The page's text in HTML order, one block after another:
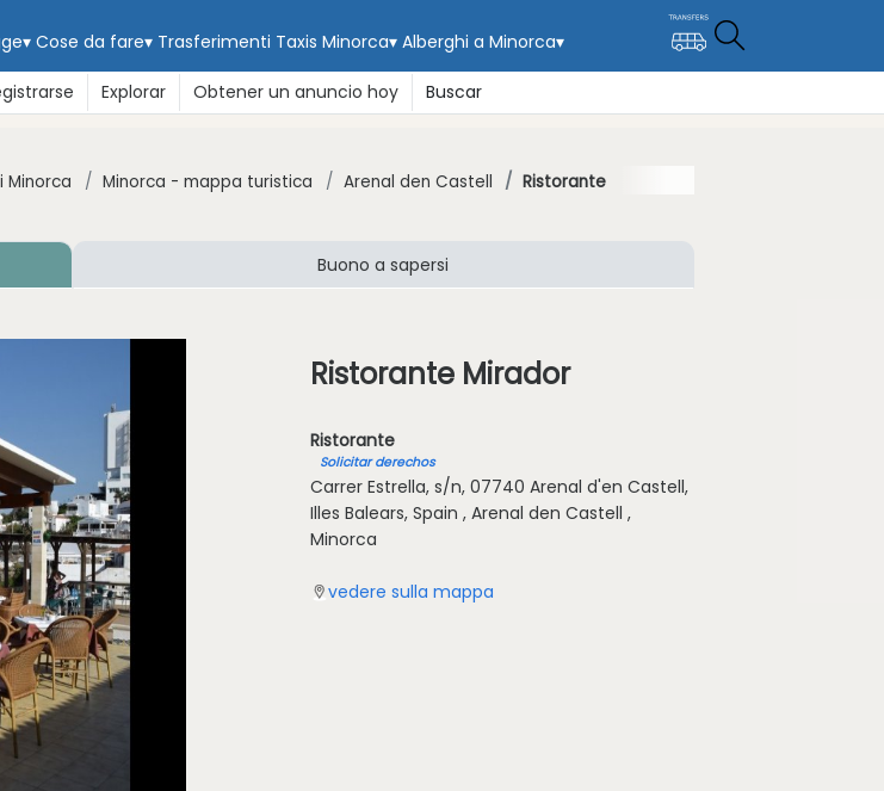
▾ Cose da fare▾ Trasferimenti Taxis Minorca▾ Alberghi a Minorca▾
Explorar Obtener un anuncio hoy Buscar
Minorca Minorca - mappa turistica Arenal den Castell Ristorante
Buono a sapersi
Ristorante Mirador
Ristorante
Solicitar derechos
Carrer Estrella, s/n, 07740 Arenal d'en Castell,
Illes Balears, Spain , Arenal den Castell ,
Minorca
vedere sulla mappa